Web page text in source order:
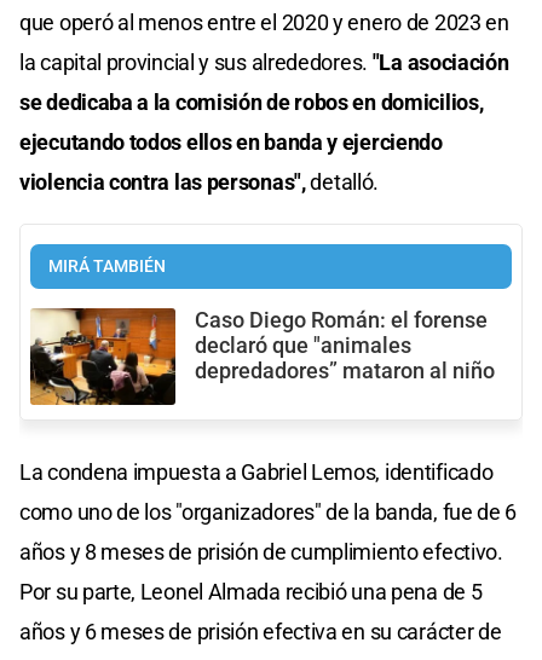
que operó al menos entre el 2020 y enero de 2023 en
la capital provincial y sus alrededores. "La asociación
se dedicaba a la comisión de robos en domicilios,
ejecutando todos ellos en banda y ejerciendo
violencia contra las personas",detalló.
MIRÁ TAMBIÉN
Caso Diego Román: el forense
declaró que "animales
depredadores” mataron al niño
La condena impuesta a Gabriel Lemos, identificado
como uno de los "organizadores" de la banda, fue de 6
años y 8 meses de prisión de cumplimiento efectivo.
Por su parte, Leonel Almada recibió una pena de 5
años y 6 meses de prisión efectiva en su carácter de